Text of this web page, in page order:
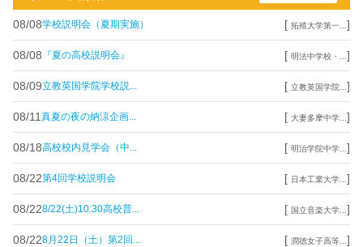
08/08学校説明会（夏期実施） [ 拓殖大学第一... ]
08/08 『夏の高校説明会』 [ 明法中学校・... ]
08/09立教英国学院学校説... [ 立教英国学院... ]
08/11 真夏の夜の納涼企画... [ 大妻多摩中学... ]
08/18高校校内見学会（中... [ 明治学院中学... ]
08/22第4回学校説明会 [ 日本工業大学... ]
08/228/22(土)10:30高校普... [ 国立音楽大学... ]
08/228月22日（土）第2回... [ 潤徳女子高等... ]